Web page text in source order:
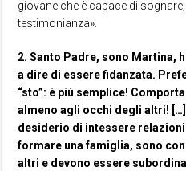
giovane che è capace di
testimonianza».
2. Santo Padre, sono Martina,
a dire di essere fidanzata.
“sto”: è più semplice!
almeno agli occhi degli altri!
desiderio di intessere
formare una famiglia, sono
altri e devono essere